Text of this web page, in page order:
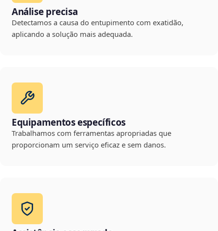
Análise precisa
Detectamos a causa do entupimento com exatidão,
aplicando a solução mais adequada.
Equipamentos específicos
Trabalhamos com ferramentas apropriadas que
proporcionam um serviço eficaz e sem danos.